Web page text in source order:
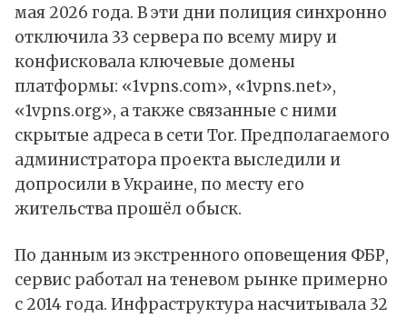
мая 2026 года. В эти дни полиция синхронно
отключила 33 сервера по всему миру и
конфисковала ключевые домены
платформы: «1vpns.com», «1vpns.net»,
«1vpns.org», а также связанные с ними
скрытые адреса в сети Tor. Предполагаемого
администратора проекта выследили и
допросили в Украине, по месту его
жительства прошёл обыск.
По данным из экстренного оповещения ФБР,
сервис работал на теневом рынке примерно
с 2014 года. Инфраструктура насчитывала 32